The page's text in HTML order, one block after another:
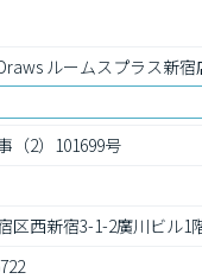
ルームスプラス新宿
（2）101699号
区西新宿3-1-2廣川ビル1